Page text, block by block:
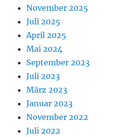
November 2025
Juli 2025
April 2025
Mai 2024
September 2023
Juli 2023
März 2023
Januar 2023
November 2022
Juli 2022